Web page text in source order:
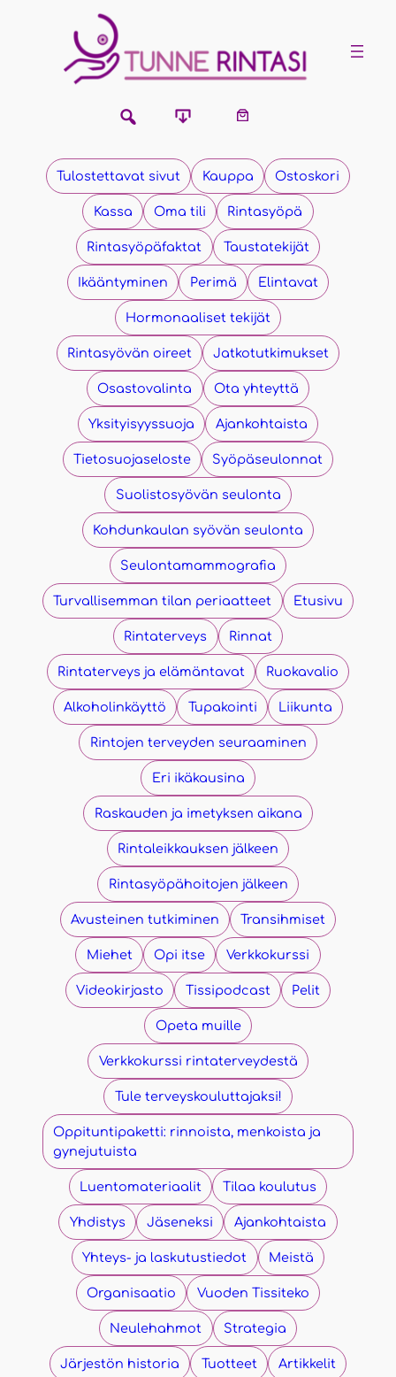
sisältöön
Tulostettavat sivut Kauppa Ostoskori
Kassa Oma tili Rintasyöpä
Rintasyöpäfaktat Taustatekijät
Ikääntyminen Perimä Elintavat
Hormonaaliset tekijät
Rintasyövän oireet Jatkotutkimukset
Osastovalinta Ota yhteyttä
Yksityisyyssuoja Ajankohtaista
Tietosuojaseloste Syöpäseulonnat
Suolistosyövän seulonta
Kohdunkaulan syövän seulonta
Seulontamammografia
Turvallisemman tilan periaatteet Etusivu
Rintaterveys Rinnat
Rintaterveys ja elämäntavat Ruokavalio
Alkoholinkäyttö Tupakointi Liikunta
Rintojen terveyden seuraaminen
Eri ikäkausina
Raskauden ja imetyksen aikana
Rintaleikkauksen jälkeen
Rintasyöpähoitojen jälkeen
Avusteinen tutkiminen Transihmiset
Miehet Opi itse Verkkokurssi
Videokirjasto Tissipodcast Pelit
Opeta muille
Verkkokurssi rintaterveydestä
Tule terveyskouluttajaksi!
Oppituntipaketti: rinnoista, menkoista ja
gynejutuista​
Luentomateriaalit​ Tilaa koulutus
Yhdistys Jäseneksi Ajankohtaista
Yhteys- ja laskutustiedot​ Meistä
Organisaatio Vuoden Tissiteko
Neulehahmot Strategia
Järjestön historia Tuotteet Artikkelit